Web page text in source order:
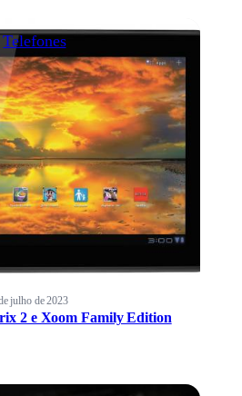
Telefones
julho de 2023
2 e Xoom Family Edition